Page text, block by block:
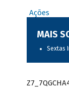
Ações
MAIS
Sextas